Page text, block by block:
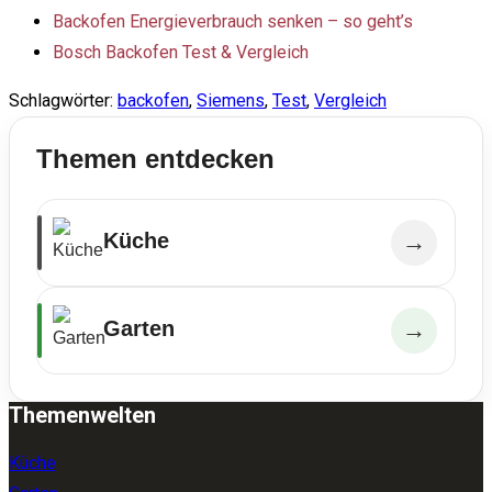
Backofen Energieverbrauch senken – so geht’s
Bosch Backofen Test & Vergleich
Schlagwörter: backofen, Siemens, Test, Vergleich
Themen entdecken
Küche →
Garten →
Themenwelten
Küche